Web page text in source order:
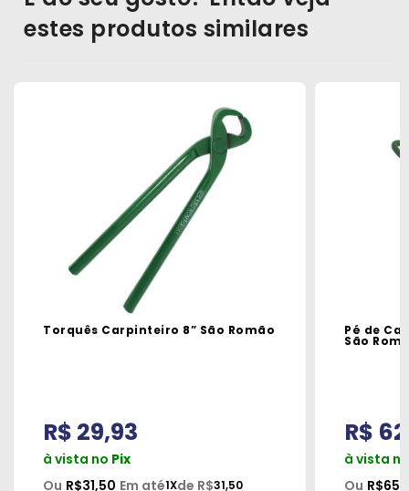
estes produtos similares
Torquês Carpinteiro 8” São Romão
R$ 29,93
à vista no Pix
Ou R$31,50 Em até1Xde R$31,50
Pé de
São
R$
à vista
Ou